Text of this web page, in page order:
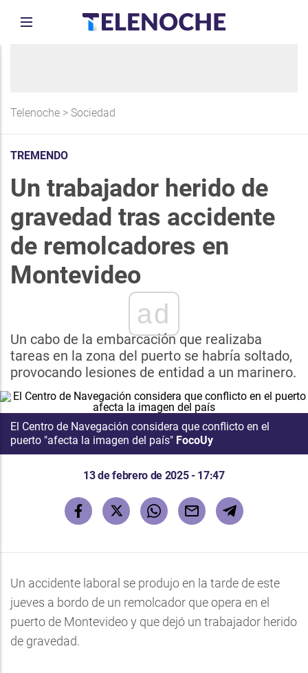
Telenoche > Sociedad
TREMENDO
Un trabajador herido de
gravedad tras accidente
de remolcadores en
Montevideo
ad
Un cabo de la embarcación que realizaba
tareas en la zona del puerto se habría soltado,
provocando lesiones de entidad a un marinero.
El Centro de Navegación considera que conflicto en el
puerto "afecta la imagen del país" FocoUy
13 de febrero de 2025 - 17:47
Un accidente laboral se produjo en la tarde de este
jueves a bordo de un remolcador que opera en el
puerto de Montevideo y que dejó un trabajador herido
de gravedad.